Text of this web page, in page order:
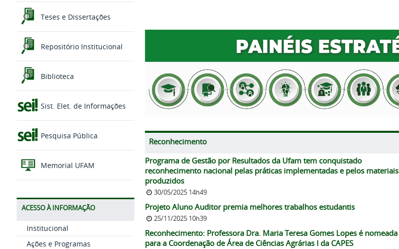
Teses e Dissertações
Repositório Institucional
Biblioteca
Sist. Elet. de Informações
Pesquisa Pública
Memorial UFAM
ACESSO À INFORMAÇÃO
Institucional
Ações e Programas
Reconhecimento
Programa de Gestão por Resultados da Ufam tem conquistado
reconhecimento nacional pelas práticas implementadas e pelos materiais
produzidos
30/05/2025 14h49
Projeto Aluno Auditor premia melhores trabalhos estudantis
25/11/2025 10h39
Reconhecimento: Professora Dra. Maria Teresa Gomes Lopes é nomeada
para a Coordenação de Área de Ciências Agrárias I da CAPES